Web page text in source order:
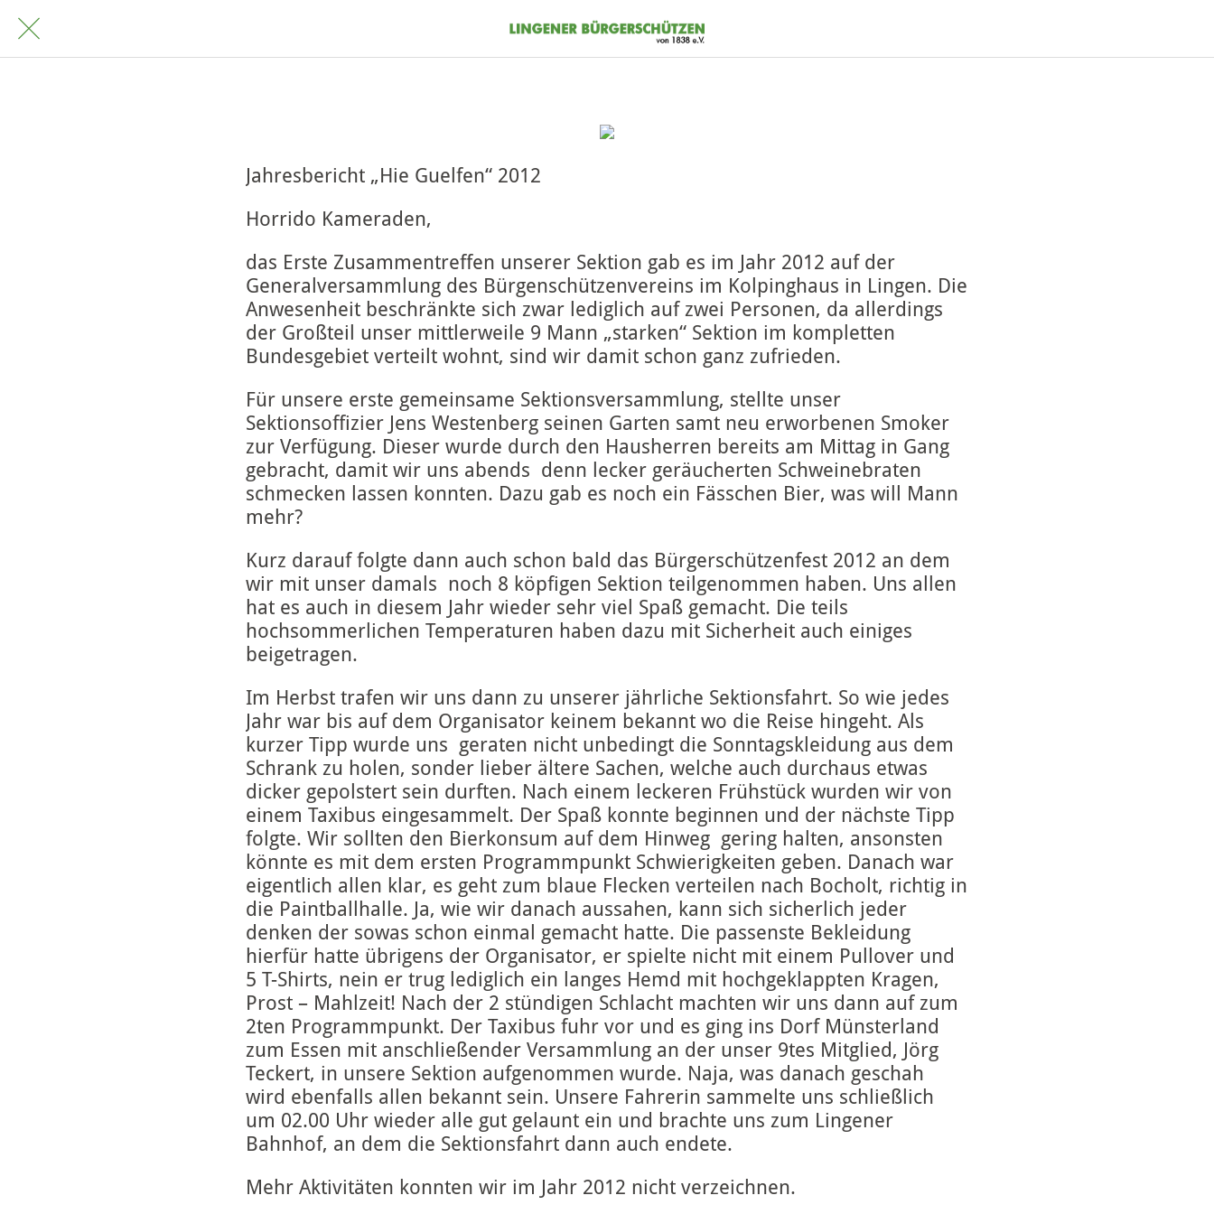
Jahresbericht „Hie Guelfen“ 2012
Horrido Kameraden,
das Erste Zusammentreffen unserer Sektion gab es im Jahr 2012 auf der
Generalversammlung des Bürgenschützenvereins im Kolpinghaus in Lingen. Die
Anwesenheit beschränkte sich zwar lediglich auf zwei Personen, da allerdings
der Großteil unser mittlerweile 9 Mann „starken“ Sektion im kompletten
Bundesgebiet verteilt wohnt, sind wir damit schon ganz zufrieden.
Für unsere erste gemeinsame Sektionsversammlung, stellte unser
Sektionsoffizier Jens Westenberg seinen Garten samt neu erworbenen Smoker
zur Verfügung. Dieser wurde durch den Hausherren bereits am Mittag in Gang
gebracht, damit wir uns abends denn lecker geräucherten Schweinebraten
schmecken lassen konnten. Dazu gab es noch ein Fässchen Bier, was will Mann
mehr?
Kurz darauf folgte dann auch schon bald das Bürgerschützenfest 2012 an dem
wir mit unser damals noch 8 köpfigen Sektion teilgenommen haben. Uns allen
hat es auch in diesem Jahr wieder sehr viel Spaß gemacht. Die teils
hochsommerlichen Temperaturen haben dazu mit Sicherheit auch einiges
beigetragen.
Im Herbst trafen wir uns dann zu unserer jährliche Sektionsfahrt. So wie jedes
Jahr war bis auf dem Organisator keinem bekannt wo die Reise hingeht. Als
kurzer Tipp wurde uns geraten nicht unbedingt die Sonntagskleidung aus dem
Schrank zu holen, sonder lieber ältere Sachen, welche auch durchaus etwas
dicker gepolstert sein durften. Nach einem leckeren Frühstück wurden wir von
einem Taxibus eingesammelt. Der Spaß konnte beginnen und der nächste Tipp
folgte. Wir sollten den Bierkonsum auf dem Hinweg gering halten, ansonsten
könnte es mit dem ersten Programmpunkt Schwierigkeiten geben. Danach war
eigentlich allen klar, es geht zum blaue Flecken verteilen nach Bocholt, richtig in
die Paintballhalle. Ja, wie wir danach aussahen, kann sich sicherlich jeder
denken der sowas schon einmal gemacht hatte. Die passenste Bekleidung
hierfür hatte übrigens der Organisator, er spielte nicht mit einem Pullover und
5 T-Shirts, nein er trug lediglich ein langes Hemd mit hochgeklappten Kragen,
Prost – Mahlzeit! Nach der 2 stündigen Schlacht machten wir uns dann auf zum
2ten Programmpunkt. Der Taxibus fuhr vor und es ging ins Dorf Münsterland
zum Essen mit anschließender Versammlung an der unser 9tes Mitglied, Jörg
Teckert, in unsere Sektion aufgenommen wurde. Naja, was danach geschah
wird ebenfalls allen bekannt sein. Unsere Fahrerin sammelte uns schließlich
um 02.00 Uhr wieder alle gut gelaunt ein und brachte uns zum Lingener
Bahnhof, an dem die Sektionsfahrt dann auch endete.
Mehr Aktivitäten konnten wir im Jahr 2012 nicht verzeichnen.